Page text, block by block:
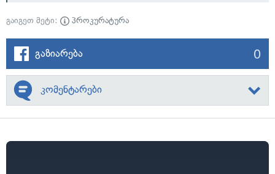
გაიგეთ მეტი: პროკურატურა
გაზიარება 0
კომენტარები